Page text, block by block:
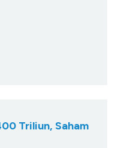
Triliun, Saham